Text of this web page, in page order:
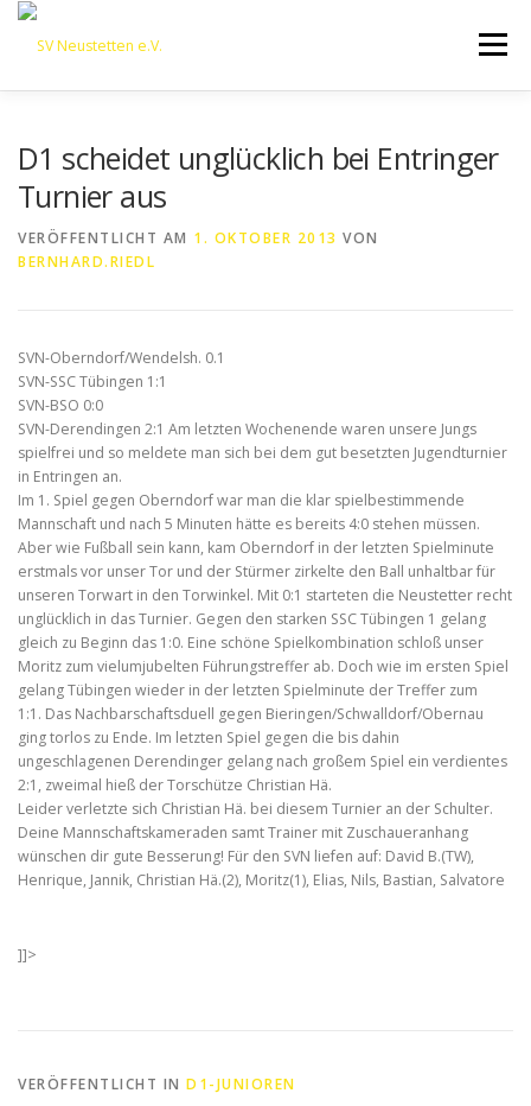
Zum
springen
Menü
D1 scheidet unglücklich bei Entringer
Turnier aus
VERÖFFENTLICHT AM 1. OKTOBER 2013 VON
BERNHARD.RIEDL
SVN-Oberndorf/Wendelsh. 0.1
SVN-SSC Tübingen 1:1
SVN-BSO 0:0
SVN-Derendingen 2:1 Am letzten Wochenende waren unsere Jungs
spielfrei und so meldete man sich bei dem gut besetzten Jugendturnier
in Entringen an.
Im 1. Spiel gegen Oberndorf war man die klar spielbestimmende
Mannschaft und nach 5 Minuten hätte es bereits 4:0 stehen müssen.
Aber wie Fußball sein kann, kam Oberndorf in der letzten Spielminute
erstmals vor unser Tor und der Stürmer zirkelte den Ball unhaltbar für
unseren Torwart in den Torwinkel. Mit 0:1 starteten die Neustetter recht
unglücklich in das Turnier. Gegen den starken SSC Tübingen 1 gelang
gleich zu Beginn das 1:0. Eine schöne Spielkombination schloß unser
Moritz zum vielumjubelten Führungstreffer ab. Doch wie im ersten Spiel
gelang Tübingen wieder in der letzten Spielminute der Treffer zum
1:1. Das Nachbarschaftsduell gegen Bieringen/Schwalldorf/Obernau
ging torlos zu Ende. Im letzten Spiel gegen die bis dahin
ungeschlagenen Derendinger gelang nach großem Spiel ein verdientes
2:1, zweimal hieß der Torschütze Christian Hä.
Leider verletzte sich Christian Hä. bei diesem Turnier an der Schulter.
Deine Mannschaftskameraden samt Trainer mit Zuschaueranhang
wünschen dir gute Besserung! Für den SVN liefen auf: David B.(TW),
Henrique, Jannik, Christian Hä.(2), Moritz(1), Elias, Nils, Bastian, Salvatore
]]>
VERÖFFENTLICHT IN D1-JUNIOREN